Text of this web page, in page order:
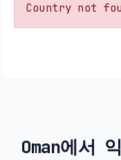
Country not
Oman에서